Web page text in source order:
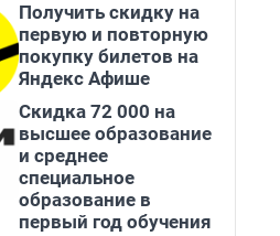
Получить скидку на
первую и повторную
покупку билетов на
Яндекс Афише
Скидка 72 000 на
высшее образование
и среднее
специальное
образование в
первый год обучения